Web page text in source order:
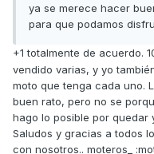
ya se merece hacer
para que podamos
+1 totalmente de acuerdo.
vendido varias, y yo
moto que tenga cada uno.
buen rato, pero no se
hago lo posible por quedar
Saludos y gracias a todos
con nosotros.. moteros_